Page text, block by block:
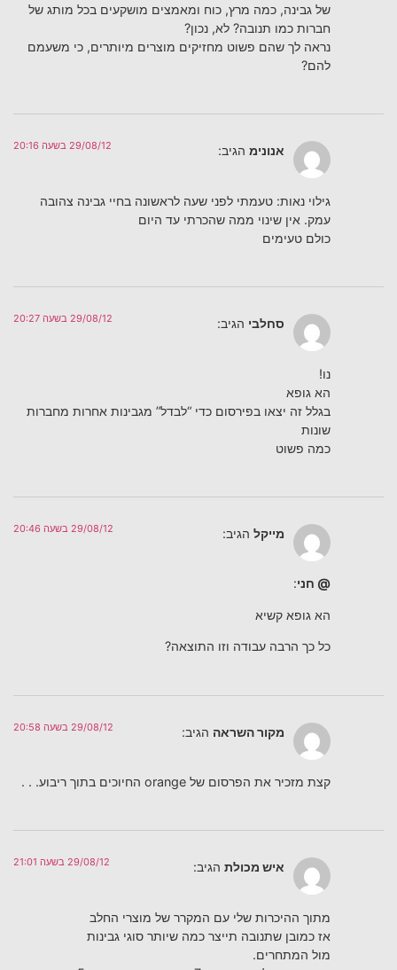
של גבינה, כמה מרץ, כוח ומאמצים מושקעים בכל מותג של
חברות כמו תנובה? לא, נכון?
נראה לך שהם פשוט מחזיקים מוצרים מיותרים, כי משעמם
להם?
אנונימ הגיב: 29/08/12 בשעה 20:16
גילוי נאות: טעמתי לפני שעה לראשונה בחיי גבינה צהובה
עמק. אין שינוי ממה שהכרתי עד היום
כולם טעימים
סחלבי הגיב: 29/08/12 בשעה 20:27
נו!
הא גופא
בגלל זה יצאו בפירסום כדי “לבדל” מגבינות אחרות מחברות
שונות
כמה פשוט
מייקל הגיב: 29/08/12 בשעה 20:46
@ חני:
הא גופא קשיא
כל כך הרבה עבודה וזו התוצאה?
מקור השראה הגיב: 29/08/12 בשעה 20:58
קצת מזכיר את הפרסום של orange החיוכים בתוך ריבוע. . .
איש מכולת הגיב: 29/08/12 בשעה 21:01
מתוך ההיכרות שלי עם המקרר של מוצרי החלב
אז כמובן שתנובה תייצר כמה שיותר סוגי גבינות
מול המתחרים.